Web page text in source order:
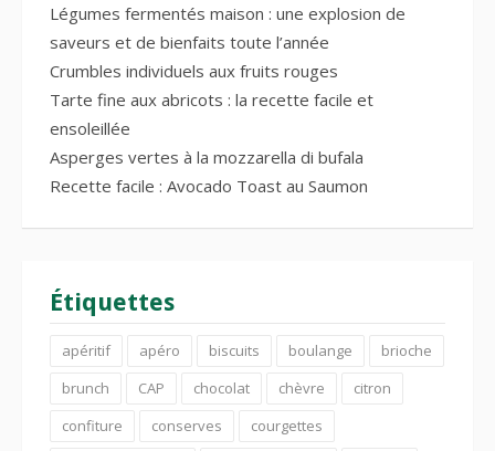
Légumes fermentés maison : une explosion de
saveurs et de bienfaits toute l’année
Crumbles individuels aux fruits rouges
Tarte fine aux abricots : la recette facile et
ensoleillée
Asperges vertes à la mozzarella di bufala
Recette facile : Avocado Toast au Saumon
Étiquettes
apéritif apéro biscuits boulange
brioche
brunch
CAP chocolat chèvre
citron
confiture
conserves
courgettes